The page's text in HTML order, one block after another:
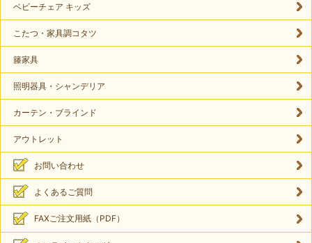
ベビーチェア キッズ
こたつ・家具調コタツ
籐家具
照明器具・シャンデリア
カーテン・ブラインド
アウトレット
お問い合わせ
よくあるご質問
FAXご注文用紙（PDF）